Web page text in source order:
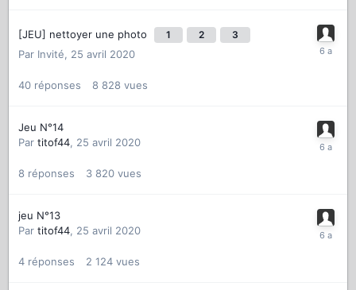
[JEU] nettoyer une photo 1 2 3
Par Invité, 25 avril 2020
40 réponses 8 828 vues
Jeu N°14
Par titof44, 25 avril 2020
8 réponses 3 820 vues
jeu N°13
Par titof44, 25 avril 2020
4 réponses 2 124 vues